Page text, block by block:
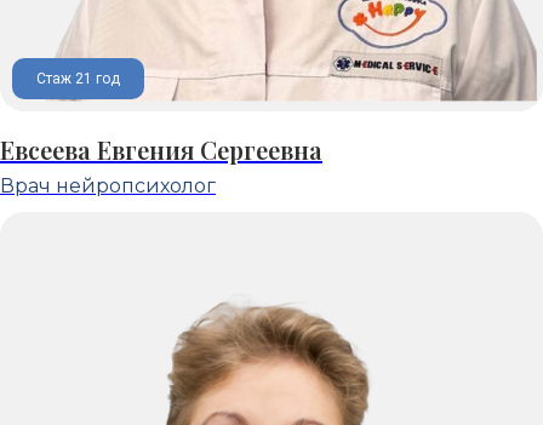
Стаж 21 год
Евсеева Евгения Сергеевна
Врач нейропсихолог